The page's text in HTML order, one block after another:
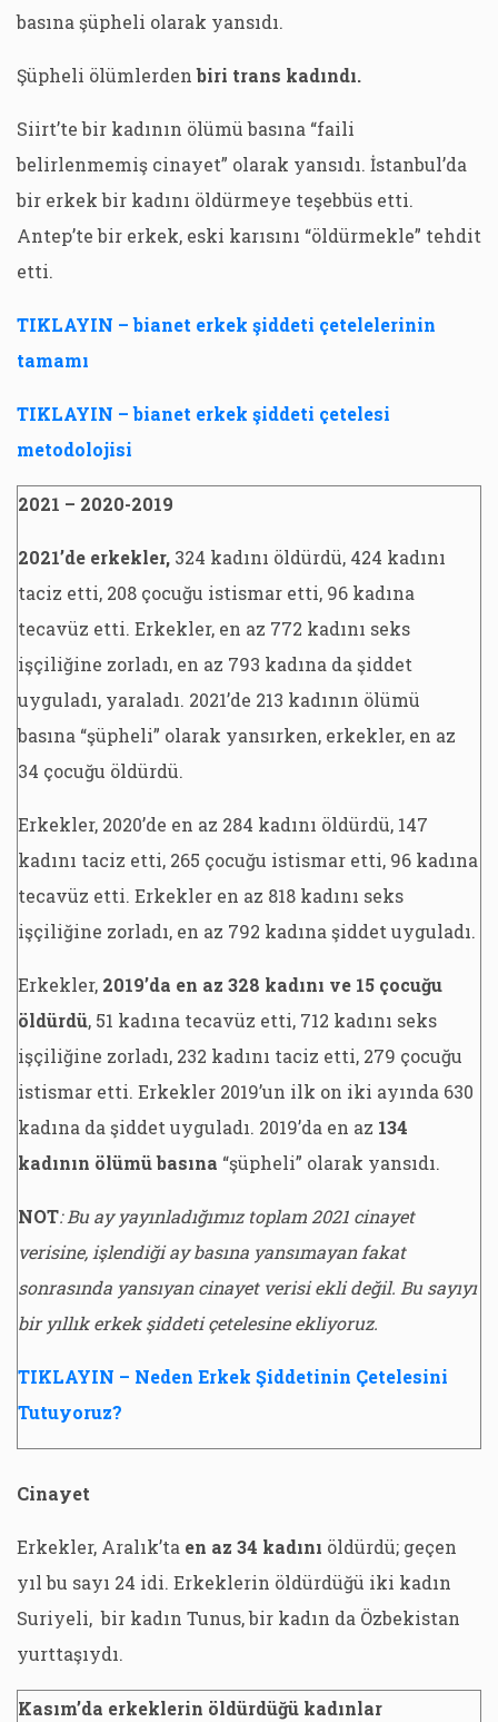
basına şüpheli olarak yansıdı.
Şüpheli ölümlerdenbiri trans kadındı.
Siirt’te bir kadının ölümü basına “faili
belirlenmemiş cinayet” olarak yansıdı. İstanbul’da
bir erkek bir kadını öldürmeye teşebbüs etti.
Antep’te bir erkek, eski karısını “öldürmekle” tehdit
etti.
TIKLAYIN – bianet erkek şiddeti çetelelerinin
tamamı
TIKLAYIN – bianet erkek şiddeti çetelesi
metodolojisi
2021 – 2020-2019
2021’de erkekler, 324 kadını öldürdü, 424 kadını
taciz etti, 208 çocuğu istismar etti, 96 kadına
tecavüz etti. Erkekler, en az 772 kadını seks
işçiliğine zorladı, en az 793 kadına da şiddet
uyguladı, yaraladı. 2021’de 213 kadının ölümü
basına “şüpheli” olarak yansırken, erkekler, en az
34 çocuğu öldürdü.
Erkekler, 2020’de en az 284 kadını öldürdü, 147
kadını taciz etti, 265 çocuğu istismar etti, 96 kadına
tecavüz etti. Erkekler en az 818 kadını seks
işçiliğine zorladı, en az 792 kadına şiddet uyguladı.
Erkekler, 2019’da en az 328 kadını ve 15 çocuğu
öldürdü, 51 kadına tecavüz etti, 712 kadını seks
işçiliğine zorladı, 232 kadını taciz etti, 279 çocuğu
istismar etti. Erkekler 2019’un ilk on iki ayında 630
kadına da şiddet uyguladı. 2019’da en az 134
kadının ölümü basına “şüpheli” olarak yansıdı.
NOT: Bu ay yayınladığımız toplam 2021 cinayet
verisine, işlendiği ay basına yansımayan fakat
sonrasında yansıyan cinayet verisi ekli değil. Bu sayıyı
bir yıllık erkek şiddeti çetelesine ekliyoruz.
TIKLAYIN – Neden Erkek Şiddetinin Çetelesini
Tutuyoruz?
Cinayet
Erkekler, Aralık’ta en az 34 kadını öldürdü; geçen
yıl bu sayı 24 idi. Erkeklerin öldürdüğü iki kadın
Suriyeli, bir kadın Tunus, bir kadın da Özbekistan
yurttaşıydı.
Kasım’da erkeklerin öldürdüğü kadınlar